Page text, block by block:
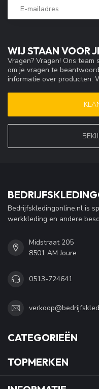
WIJ STAAN VOOR
Vragen? Vragen! Ons
om je vragen te
informatie over producten.
Bedrijfskledingonline.nl is
werkkleding en andere
Midstraat 205
8501 AM Joure
0513-724641
CATEGORIEËN
TOPMERKEN